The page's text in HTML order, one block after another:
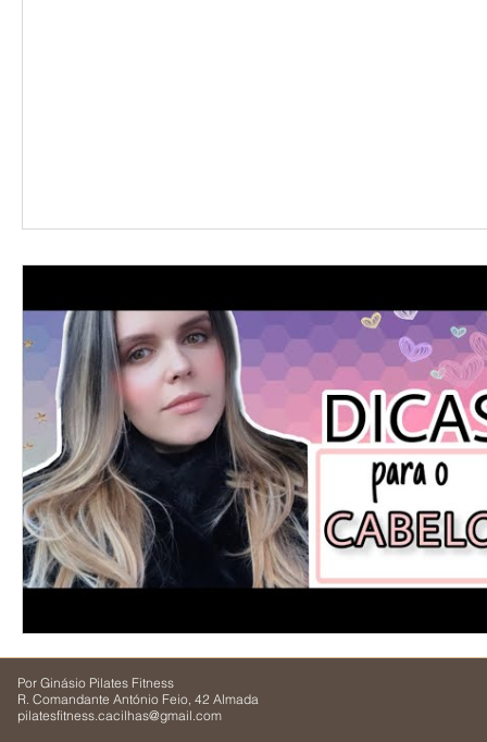
Por Ginásio Pilates Fitness
R. Comandante António Feio, 42 Almada
pilatesfitness.cacilhas@gmail.com